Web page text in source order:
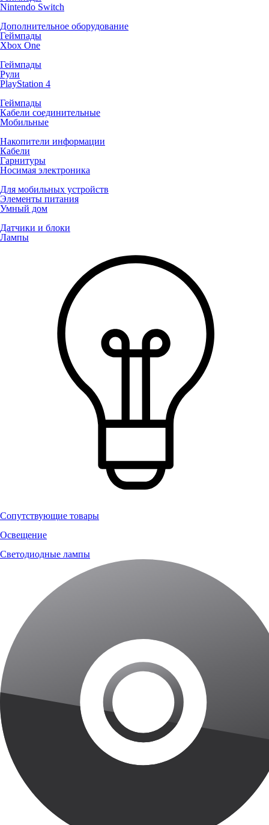
Nintendo Switch
Дополнительное оборудование
Геймпады
Xbox One
Геймпады
Рули
PlayStation 4
Геймпады
Кабели соединительные
Мобильные
Накопители информации
Кабели
Гарнитуры
Носимая электроника
Для мобильных устройств
Элементы питания
Умный дом
Датчики и блоки
Лампы
Сопутствующие товары
Освещение
Светодиодные лампы